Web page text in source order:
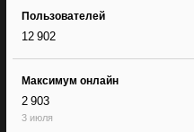
Пользователей
12 902
Максимум онлайн
2 903
3 июля